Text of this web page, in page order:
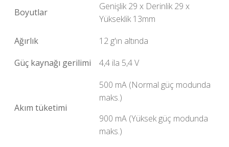
Boyutlar
Genişlik 29 x Derinlik 29 x
Yükseklik 13mm
Ağırlık
12 g'ın altında
Güç kaynağı gerilimi
4,4 ila 5,4 V
Akım tüketimi
500 mA (Normal güç modunda
maks.)
900 mA (Yüksek güç modunda
maks.)